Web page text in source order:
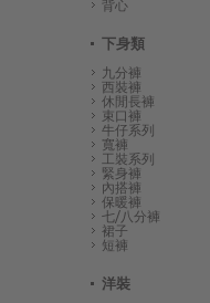
背心
下身類
九分褲
西裝褲
休閒長褲
束口褲
牛仔系列
寬褲
工裝系列
緊身褲
內搭褲
保暖褲
七/八分褲
裙子
短褲
洋裝